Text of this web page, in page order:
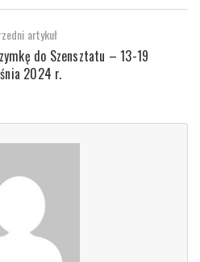
artykuł
do Szensztatu – 13-19
2024 r.